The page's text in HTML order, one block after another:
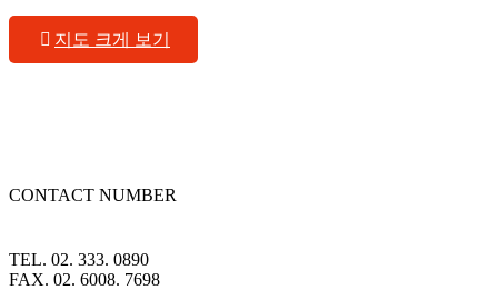
지도 크게 보기
CONTACT NUMBER
TEL. 02. 333. 0890
FAX. 02. 6008. 7698